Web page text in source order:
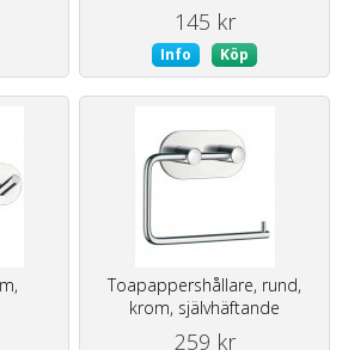
145 kr
Info Köp
Toapappershållare, rund,
krom, självhäftande
259 kr